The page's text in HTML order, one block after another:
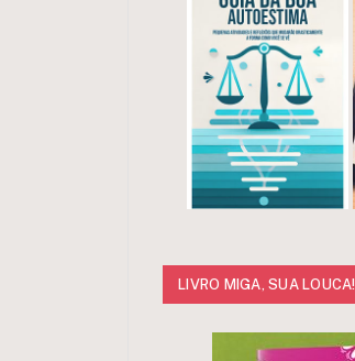
LIVRO MIGA, SUA LOUCA!